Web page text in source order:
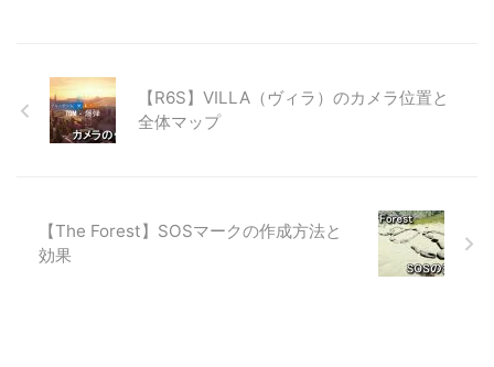
【R6S】VILLA（ヴィラ）のカメラ位置と
全体マップ
【The Forest】SOSマークの作成方法と
効果